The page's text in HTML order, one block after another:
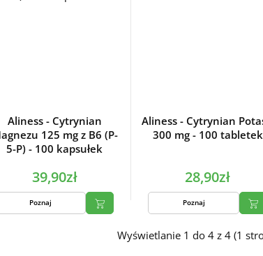
Aliness - Cytrynian
125 mg z B6 (P-
5-P) - 100 kapsułek
39,90zł
Poznaj
Aliness - Cytrynian
300 mg - 100 tabletek
28,90zł
Poznaj
Wyświetlanie 1 do 4 z 4 (1